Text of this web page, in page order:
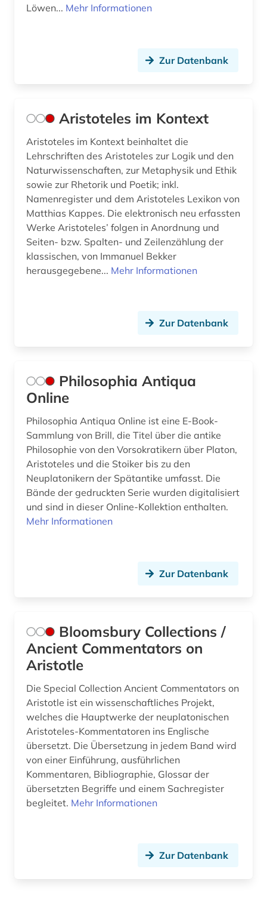
Löwen... Mehr Informationen
Zur Datenbank
Aristoteles im Kontext
Aristoteles im Kontext beinhaltet die
Lehrschriften des Aristoteles zur Logik und den
Naturwissenschaften, zur Metaphysik und Ethik
sowie zur Rhetorik und Poetik; inkl.
Namenregister und dem Aristoteles Lexikon von
Matthias Kappes. Die elektronisch neu erfassten
Werke Aristoteles’ folgen in Anordnung und
Seiten- bzw. Spalten- und Zeilenzählung der
klassischen, von Immanuel Bekker
herausgegebene... Mehr Informationen
Zur Datenbank
Philosophia Antiqua
Online
Philosophia Antiqua Online ist eine E-Book-
Sammlung von Brill, die Titel über die antike
Philosophie von den Vorsokratikern über Platon,
Aristoteles und die Stoiker bis zu den
Neuplatonikern der Spätantike umfasst. Die
Bände der gedruckten Serie wurden digitalisiert
und sind in dieser Online-Kollektion enthalten.
Mehr Informationen
Zur Datenbank
Bloomsbury Collections /
Ancient Commentators on
Aristotle
Die Special Collection Ancient Commentators on
Aristotle ist ein wissenschaftliches Projekt,
welches die Hauptwerke der neuplatonischen
Aristoteles-Kommentatoren ins Englische
übersetzt. Die Übersetzung in jedem Band wird
von einer Einführung, ausführlichen
Kommentaren, Bibliographie, Glossar der
übersetzten Begriffe und einem Sachregister
begleitet. Mehr Informationen
Zur Datenbank